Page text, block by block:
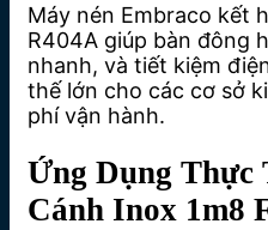
Máy nén Embraco kết
R404A giúp bàn đông
nhanh, và tiết kiệm
thế lớn cho các cơ sở
phí vận hành.
Ứng Dụng Thực
Cánh Inox 1m8